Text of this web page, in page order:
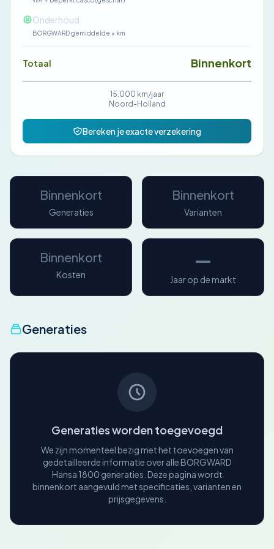
Onderhoud
BORGWARD gemiddelde × km
Totaal Binnenkort
15.000 km/jaar
Noord-Holland
Bereken je exacte verzekering
Binnenkort
Generaties
Binnenkort
Varianten
Binnenkort
Kosten
—
Jaar op de markt
Generaties
Generaties worden toegevoegd
We zijn momenteel bezig met het toevoegen van
gedetailleerde informatie over alle BORGWARD
Hansa 1800 generaties. Deze pagina wordt
binnenkort aangevuld met specificaties, varianten en
prijsgegevens.